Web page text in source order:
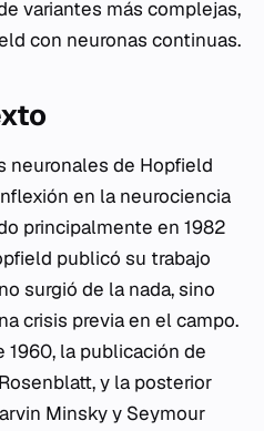
variantes más complejas,
con neuronas continuas.
neuronales de Hopfield
en la neurociencia
principalmente en 1982
publicó su trabajo
surgió de la nada, sino
crisis previa en el campo.
1960, la publicación de
y la posterior
Minsky y Seymour